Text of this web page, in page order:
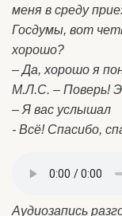
меня в среду
Госдумы, вот
хорошо?
– Да, хорошо я
М.Л.С. – Поверь!
– Я вас услышал
- Всё! Спасибо,
Аудиозапись